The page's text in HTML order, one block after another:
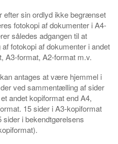
efter sin ordlyd ikke begrænset
fotokopi af dokumenter i A4-
således adgangen til at
fotokopi af dokumenter i andet
A3-format, A2-format m.v.
antages at være hjemmel i
ved sammentælling af sider
andet kopiformat end A4,
15 sider i A3-kopiformat
i bekendtgørelsens